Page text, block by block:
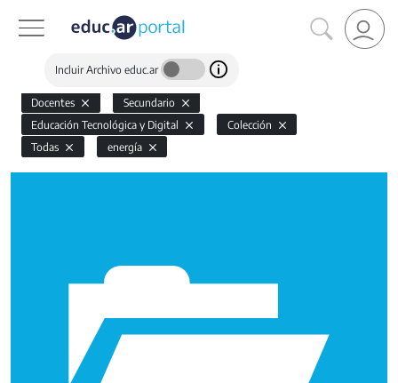
Incluir Archivo educ.ar
Docentes
Secundario
Educación Tecnológica y Digital
Colección
Todas
energía